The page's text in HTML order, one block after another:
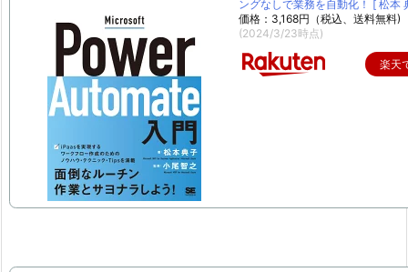
ングなしで業務を自動化！ [ 松本
価格：3,168円（税込、送料無料)
(2024/3/23時点)
楽天